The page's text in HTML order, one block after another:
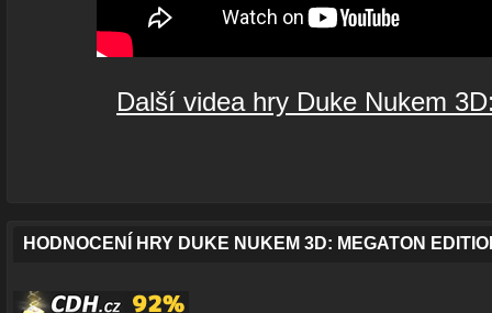
Další videa hry Duke Nukem
HODNOCENÍ HRY DUKE NUKEM 3D: MEGATON